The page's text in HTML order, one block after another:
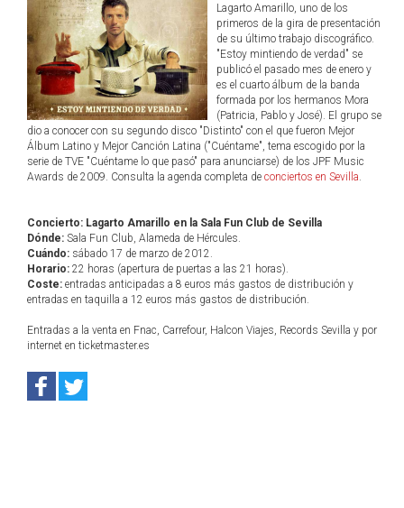
Lagarto Amarillo, uno de los
primeros de la gira de presentación
de su último trabajo discográfico.
"Estoy mintiendo de verdad" se
publicó el pasado mes de enero y
es el cuarto álbum de la banda
formada por los hermanos Mora
(Patricia, Pablo y José). El grupo se
dio a conocer con su segundo disco "Distinto" con el que fueron Mejor
Álbum Latino y Mejor Canción Latina ("Cuéntame", tema escogido por la
serie de TVE "Cuéntame lo que pasó" para anunciarse) de los JPF Music
Awards de 2009. Consulta la agenda completa de conciertos en Sevilla.
Concierto: Lagarto Amarillo en la Sala Fun Club de Sevilla
Dónde: Sala Fun Club, Alameda de Hércules.
Cuándo: sábado 17 de marzo de 2012.
Horario: 22 horas (apertura de puertas a las 21 horas).
Coste: entradas anticipadas a 8 euros más gastos de distribución y
entradas en taquilla a 12 euros más gastos de distribución.
Entradas a la venta en Fnac, Carrefour, Halcon Viajes, Records Sevilla y por
internet en ticketmaster.es